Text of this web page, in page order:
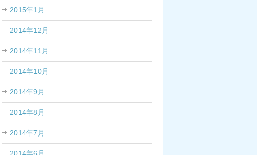
2015年1月
2014年12月
2014年11月
2014年10月
2014年9月
2014年8月
2014年7月